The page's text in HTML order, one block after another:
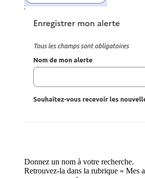
Donnez un nom à votre recherche.
Retrouvez-la dans la rubrique « Mes